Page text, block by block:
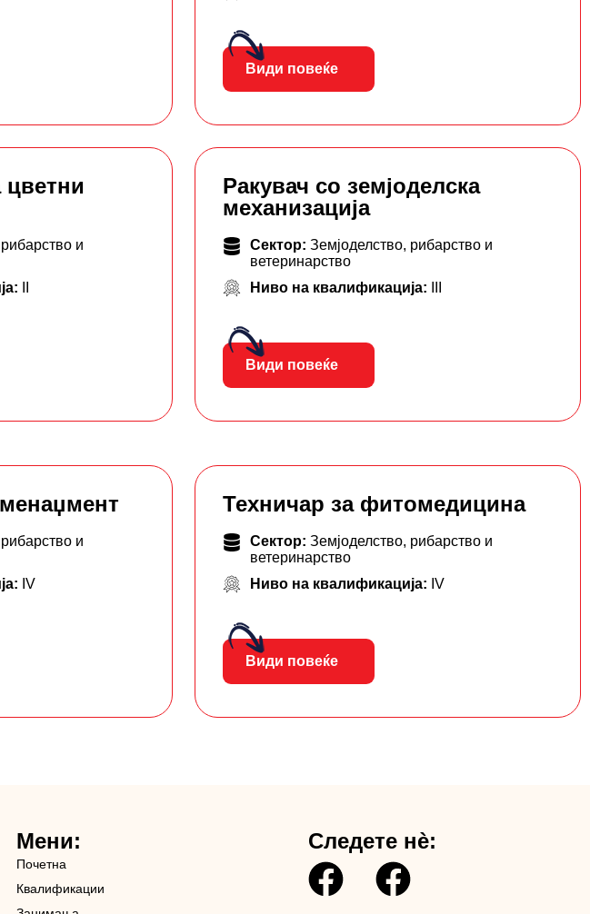
Види повеќе
цветни
и
Ракувач со земјоделска
механизација
Сектор: Земјоделство, рибарство и
ветеринарство
Ниво на квалификација:
Види повеќе
и
IV
Техничар за фитомедицина
Сектор: Земјоделство, рибарство и
ветеринарство
Ниво на квалификација: IV
Види повеќе
Мени:
Почетна
Квалификации
Следете нè: